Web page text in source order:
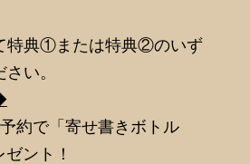
特典①または特典②のいず
い。
約で「寄せ書きボトル
ント！